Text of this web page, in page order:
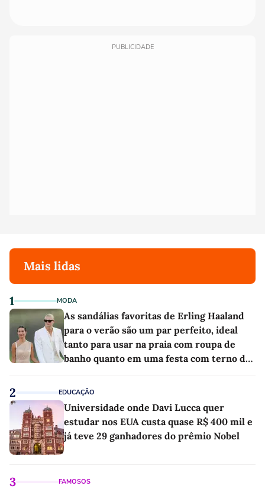
PUBLICIDADE
Mais lidas
1 MODA
As sandálias favoritas de Erling Haaland
para o verão são um par perfeito, ideal
tanto para usar na praia com roupa de
banho quanto em uma festa com terno de
2 EDUCAÇÃO
Universidade onde Davi Lucca quer
estudar nos EUA custa quase R$ 400 mil e
já teve 29 ganhadores do prêmio Nobel
3 FAMOSOS